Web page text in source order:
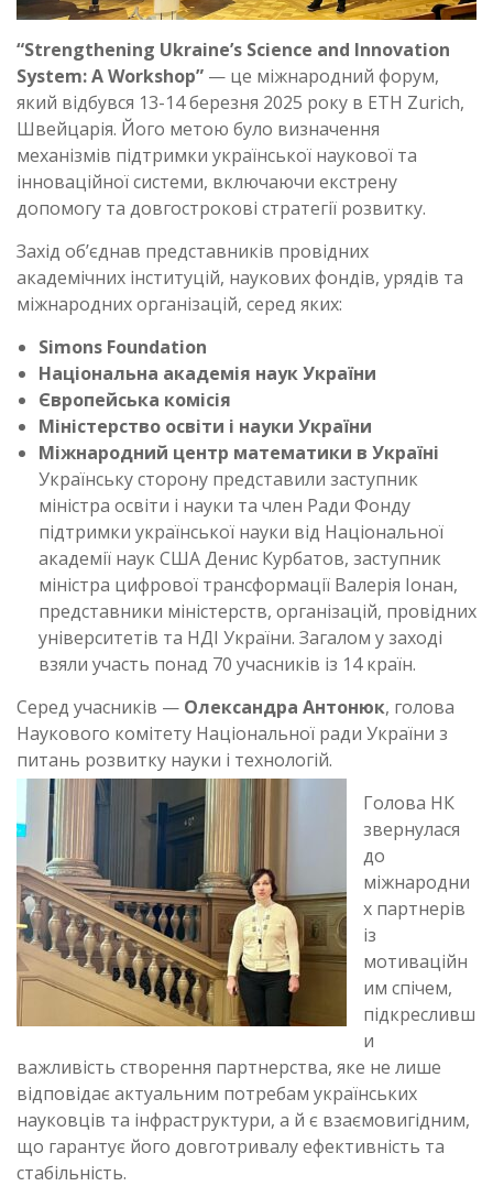
“Strengthening Ukraine’s Science and Innovation
System: A Workshop” — це міжнародний форум,
який відбувся 13-14 березня 2025 року в ETH Zurich,
Швейцарія. Його метою було визначення
механізмів підтримки української наукової та
інноваційної системи, включаючи екстрену
допомогу та довгострокові стратегії розвитку.
Захід об’єднав представників провідних
академічних інституцій, наукових фондів, урядів та
міжнародних організацій, серед яких:
Simons Foundation
Національна академія наук України
Європейська комісія
Міністерство освіти і науки України
Міжнародний центр математики в Україні
Українську сторону представили заступник
міністра освіти і науки та член Ради Фонду
підтримки української науки від Національної
академії наук США Денис Курбатов, заступник
міністра цифрової трансформації Валерія Іонан,
представники міністерств, організацій, провідних
університетів та НДІ України. Загалом у заході
взяли участь понад 70 учасників із 14 країн.
Серед учасників — Олександра Антонюк, голова
Наукового комітету Національної ради України з
питань розвитку науки і технологій.
Голова НК
звернулася
до
міжнародни
х партнерів
із
мотиваційн
им спічем,
підкресливш
и
важливість створення партнерства, яке не лише
відповідає актуальним потребам українських
науковців та інфраструктури, а й є взаємовигідним,
що гарантує його довготривалу ефективність та
стабільність.